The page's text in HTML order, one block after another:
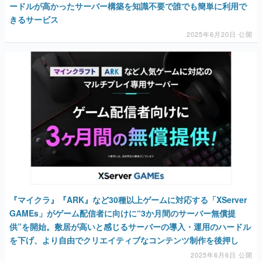
ードルが高かったサーバー構築を知識不要で誰でも簡単に利用で
きるサービス
2025年6月20日 公開
『マイクラ』『ARK』など30種以上ゲームに対応する「XServer
GAMEs」がゲーム配信者に向けに“3か月間のサーバー無償提
供”を開始。敷居が高いと感じるサーバーの導入・運用のハードル
を下げ、より自由でクリエイティブなコンテンツ制作を後押し
2025年6月6日 公開